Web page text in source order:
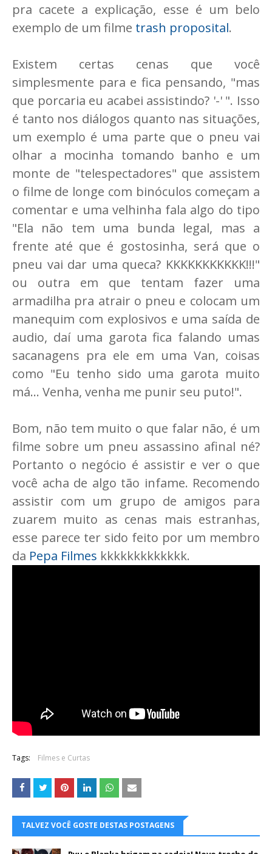
pra cacete a explicação, esse é um belo
exemplo de um filme trash proposital.
Existem certas cenas que você
simplesmente para e fica pensando, "mas
que porcaria eu acabei assistindo? '-' ". Isso
é tanto nos diálogos quanto nas situações,
um exemplo é uma parte que o pneu vai
olhar a mocinha tomando banho e um
monte de "telespectadores" que assistem
o filme de longe com binóculos começam a
comentar e uma velhinha fala algo do tipo
"Ela não tem uma bunda legal, mas a
frente até que é gostosinha, será que o
pneu vai dar uma queca? KKKKKKKKKKK!!!"
ou outra em que tentam fazer uma
armadilha pra atrair o pneu e colocam um
manequim com explosivos e uma saída de
audio, daí uma garota fica falando umas
sacanagens pra ele em uma Van, coisas
como "Eu tenho sido uma garota muito
má... Venha, venha me punir seu puto!".
Bom, não tem muito o que falar não, é um
filme sobre um pneu assassino afinal né?
Portanto o negócio é assistir e ver o que
você acha de algo tão infame. Recomendo
assistir com um grupo de amigos para
zuarem muito as cenas mais estranhas,
esse parece ter sido feito por um membro
da Pepa Filmes kkkkkkkkkkkkk.
Tags: Filmes e Curtas
TALVEZ VOCÊ GOSTE DESTAS POSTAGENS